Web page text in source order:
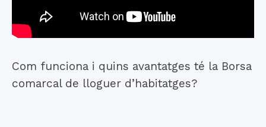
Com funciona i quins avantatges té la Borsa
comarcal de lloguer d’habitatges?